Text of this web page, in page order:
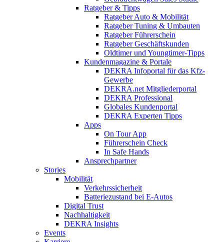
Ratgeber & Tipps
Ratgeber Auto & Mobilität
Ratgeber Tuning & Umbauten
Ratgeber Führerschein
Ratgeber Geschäftskunden
Oldtimer und Youngtimer-Tipps
Kundenmagazine & Portale
DEKRA Infoportal für das Kfz-
Gewerbe
DEKRA.net Mitgliederportal
DEKRA Professional
Globales Kundenportal
DEKRA Experten Tipps
Apps
On Tour App
Führerschein Check
In Safe Hands
Ansprechpartner
Stories
Mobilität
Verkehrssicherheit
Batteriezustand bei E-Autos
Digital Trust
Nachhaltigkeit
DEKRA Insights
Events